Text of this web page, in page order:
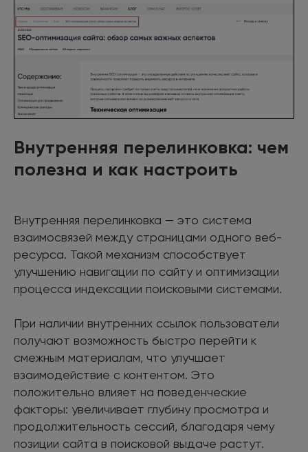
Внутренняя перелинковка: чем
полезна и как настроить
Внутренняя перелинковка — это система
взаимосвязей между страницами одного веб-
ресурса. Такой механизм способствует
улучшению навигации по сайту и оптимизации
процесса индексации поисковыми системами.
При наличии внутренних ссылок пользователи
получают возможность быстро перейти к
смежным материалам, что улучшает
взаимодействие с контентом. Это
положительно влияет на поведенческие
факторы: увеличивает глубину просмотра и
продолжительность сессий, благодаря чему
позиции сайта в поисковой выдаче растут.